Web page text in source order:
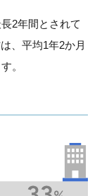
2年間とされて
、平均1年2か月
。